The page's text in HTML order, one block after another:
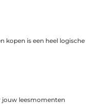
kopen is een heel logische
jouw leesmomenten